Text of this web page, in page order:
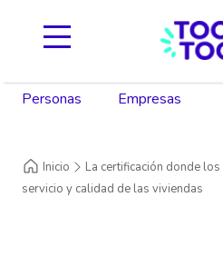
Personas Empresas
Inicio
La certificación donde
servicio y calidad de las viviendas